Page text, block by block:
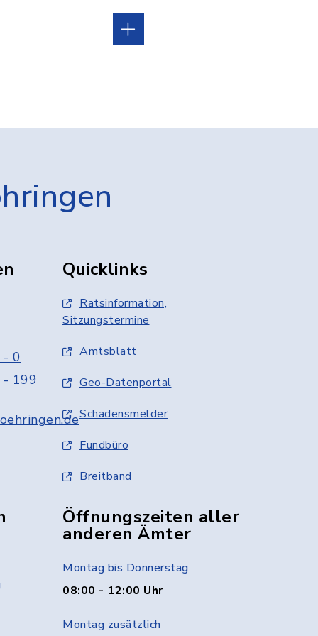
0
199
Quicklinks
Ratsinformation,
Sitzungstermine
Amtsblatt
Geo-Datenportal
Schadensmelder
Fundbüro
Breitband
Öffnungszeiten aller
anderen Ämter
Montag bis Donnerstag
08:00 - 12:00 Uhr
Montag zusätzlich